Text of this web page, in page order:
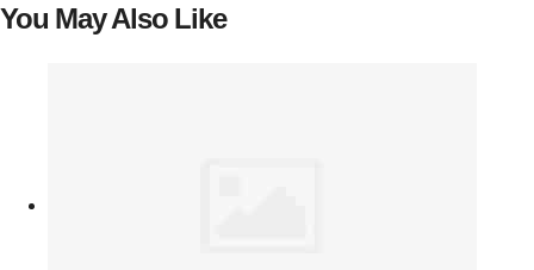
You May Also Like